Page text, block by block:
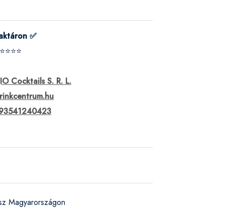
✅
Cocktails S. R. L.
Magyarországon